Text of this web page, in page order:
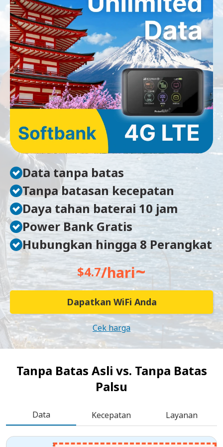
Data tanpa batas
Tanpa batasan kecepatan
Daya tahan baterai 10 jam
Power Bank Gratis
Hubungkan hingga 8 Perangkat
$4.7/hari~
Dapatkan WiFi Anda
Cek harga
Tanpa Batas Asli vs. Tanpa Batas
Palsu
Data Kecepatan Layanan